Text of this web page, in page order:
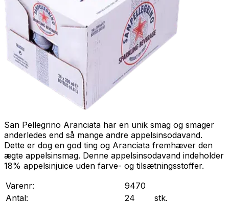
San Pellegrino Aranciata har en unik smag og smager
anderledes end så mange andre appelsinsodavand.
Dette er dog en god ting og Aranciata fremhæver den
ægte appelsinsmag. Denne appelsinsodavand indeholder
18% appelsinjuice uden farve- og tilsætningsstoffer.
Varenr:
9470
Antal:
24
stk.